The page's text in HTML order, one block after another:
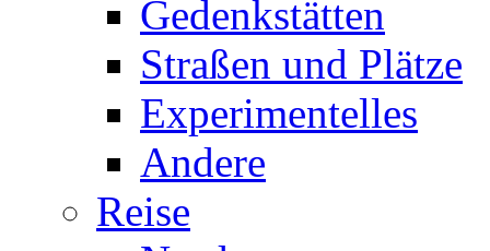
Gedenkstätten
Straßen und Plätze
Experimentelles
Andere
Reise